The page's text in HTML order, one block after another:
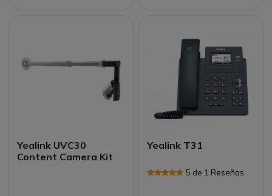
Yealink UVC30
Content Camera Kit
Yealink T31
5 de 1 Reseñas